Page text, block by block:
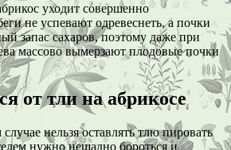
уходит совершенно
не успевают одревеснеть, а почки
запас сахаров, поэтому даже при
массово вымерзают плодовые почки
от тли на абрикосе
нельзя оставлять тлю пировать
нужно нещадно бороться и